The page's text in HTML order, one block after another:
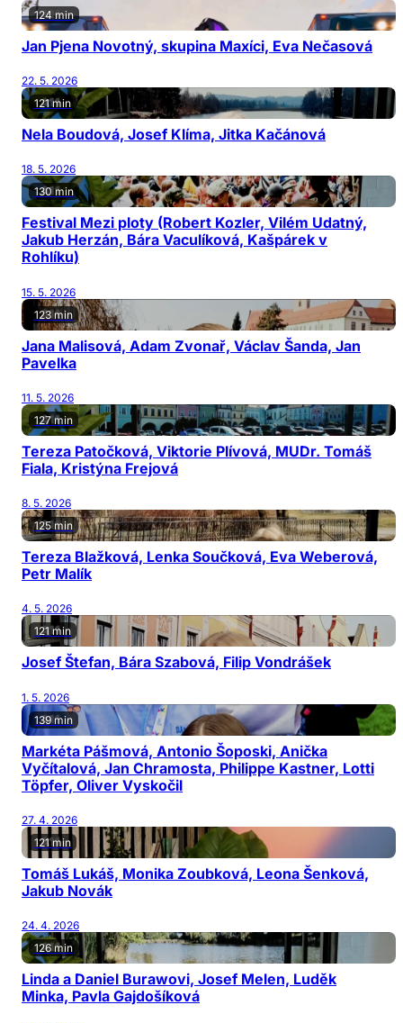
124 min
Jan Pjena Novotný, skupina Maxíci, Eva Nečasová
22. 5. 2026
121 min
Nela Boudová, Josef Klíma, Jitka Kačánová
18. 5. 2026
130 min
Festival Mezi ploty (Robert Kozler, Vilém Udatný,
Jakub Herzán, Bára Vaculíková, Kašpárek v
Rohlíku)
15. 5. 2026
123 min
Jana Malisová, Adam Zvonař, Václav Šanda, Jan
Pavelka
11. 5. 2026
127 min
Tereza Patočková, Viktorie Plívová, MUDr. Tomáš
Fiala, Kristýna Frejová
8. 5. 2026
125 min
Tereza Blažková, Lenka Součková, Eva Weberová,
Petr Malík
4. 5. 2026
121 min
Josef Štefan, Bára Szabová, Filip Vondrášek
1. 5. 2026
139 min
Markéta Pášmová, Antonio Šoposki, Anička
Vyčítalová, Jan Chramosta, Philippe Kastner, Lotti
Töpfer, Oliver Vyskočil
27. 4. 2026
121 min
Tomáš Lukáš, Monika Zoubková, Leona Šenková,
Jakub Novák
24. 4. 2026
126 min
Linda a Daniel Burawovi, Josef Melen, Luděk
Minka, Pavla Gajdošíková